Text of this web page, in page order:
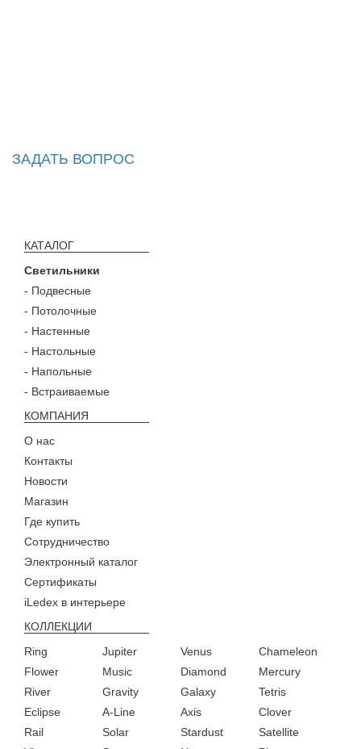
ЗАДАТЬ ВОПРОС
КАТАЛОГ
Светильники
- Подвесные
- Потолочные
- Настенные
- Настольные
- Напольные
- Встраиваемые
КОМПАНИЯ
О нас
Контакты
Новости
Магазин
Где купить
Сотрудничество
Электронный каталог
Сертификаты
iLedex в интерьере
КОЛЛЕКЦИИ
Ring
Flower
Jupiter
Music
Venus
Diamond
Chameleon
Mercury
River
Eclipse
Gravity
A-Line
Galaxy
Axis
Tetris
Clover
Rail
Solar
Stardust
Satellite